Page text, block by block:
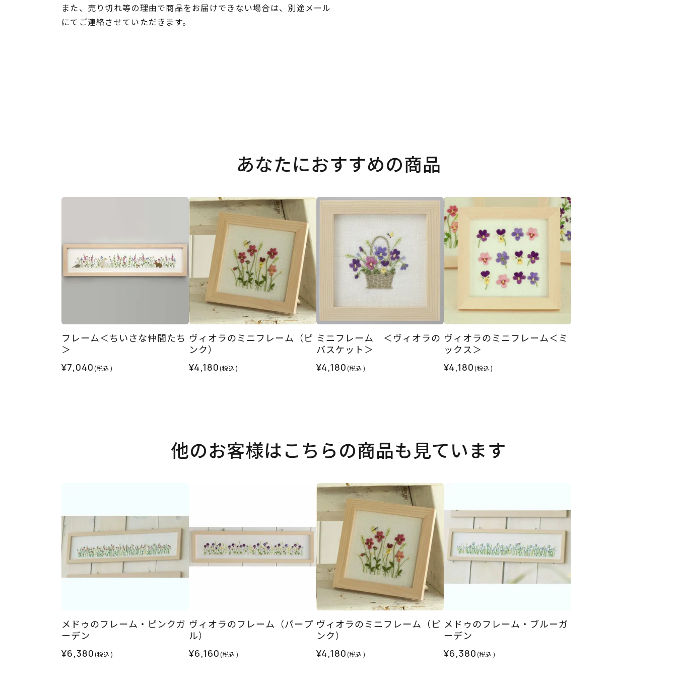
また、売り切れ等の理由で商品をお届けできない場合は、別途メール
にてご連絡させていただきます。
あなたにおすすめの商品
フレーム＜ちいさな仲間たち
＞
¥7,040(税込)
ヴィオラのミニフレーム（ピ
ンク）
¥4,180(税込)
ミニフレーム ＜ヴィオラの
バスケット＞
¥4,180(税込)
ヴィオラのミニフレーム＜ミ
ックス＞
¥4,180(税込)
他のお客様はこちらの商品も見ています
メドゥのフレーム・ピンクガ
ーデン
¥6,380(税込)
ヴィオラのフレーム（パープ
ル）
¥6,160(税込)
ヴィオラのミニフレーム（ピ
ンク）
¥4,180(税込)
メドゥのフレーム・ブルーガ
ーデン
¥6,380(税込)